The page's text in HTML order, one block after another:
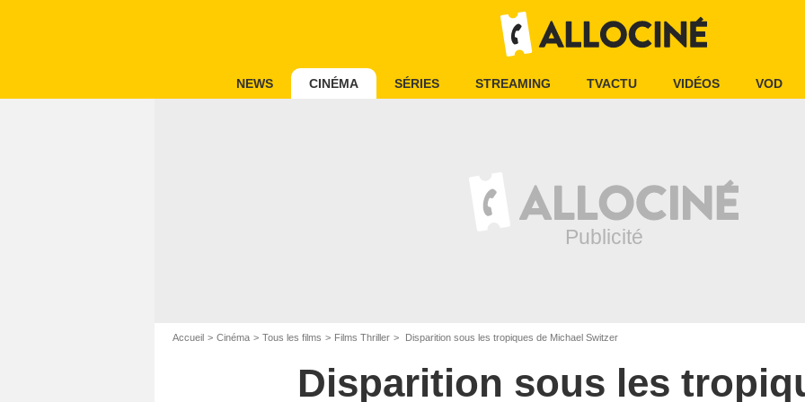
NEWS CINÉMA SÉRIES STREAMING TVACTU VIDÉOS VOD
Accueil Cinéma Tous les films Films Thriller Disparition sous les tropiques de Michael Switzer
Disparition sous les